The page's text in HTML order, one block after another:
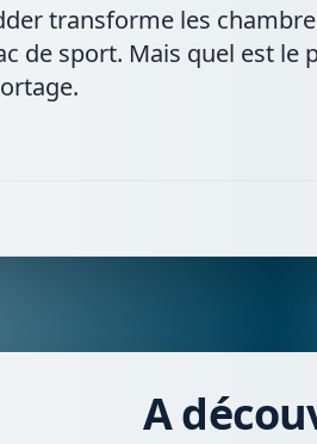
transforme les
de sport. Mais quel est
A